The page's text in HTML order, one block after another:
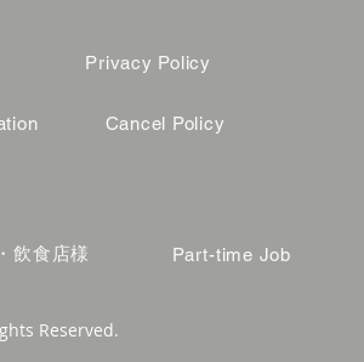
Privacy Policy
Cancel Policy
飲食店様 Part-time Job
Reserved.